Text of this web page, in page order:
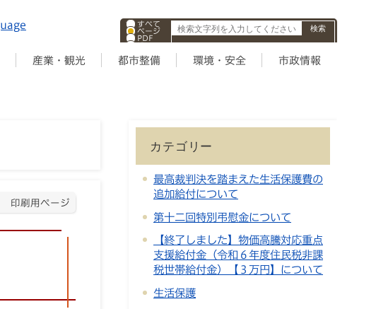
すべて
ページ
PDF
ID
産業・観光 都市整備 環境・安全 市政情報
印刷用ページ
カテゴリー
最高裁判決を踏まえた生活保護費の
追加給付について
第十二回特別弔慰金について
【終了しました】物価高騰対応重点
支援給付金（令和６年度住民税非課
税世帯給付金）【３万円】について
生活保護